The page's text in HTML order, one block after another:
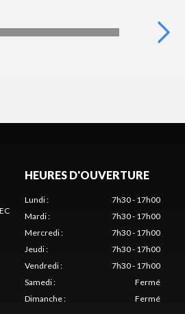
HEURES D'OUVERTURE
Lundi:
7h30 - 17h00
Mardi:
7h30 - 17h00
Mercredi:
7h30 - 17h00
Jeudi:
7h30 - 17h00
Vendredi:
7h30 - 17h00
Samedi:
Fermé
Dimanche: Fermé